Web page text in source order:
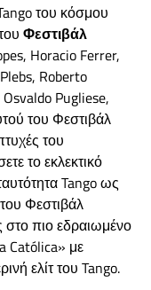
του κόσμου
Φεστιβάλ
Horacio Ferrer,
Roberto
Pugliese,
του Φεστιβάλ
του
το εκλεκτικό
Tango ως
Φεστιβάλ
στο πιο εδραιωμένο
Católica» με
ελίτ του Tango.